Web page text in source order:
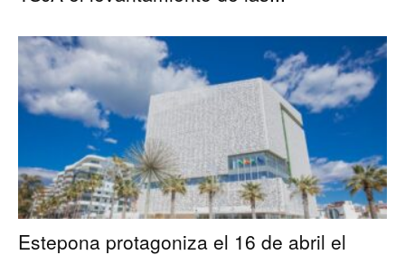
Estepona protagoniza el 16 de abril el